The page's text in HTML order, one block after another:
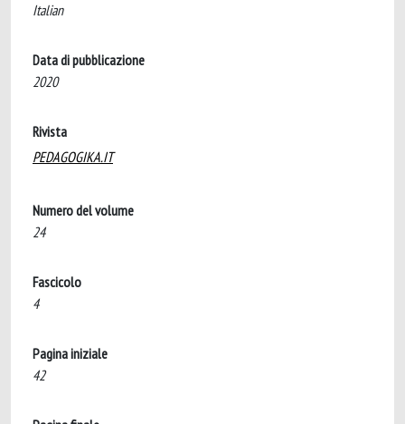
Italian
Data di pubblicazione
2020
Rivista
PEDAGOGIKA.IT
Numero del volume
24
Fascicolo
4
Pagina iniziale
42